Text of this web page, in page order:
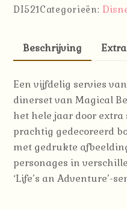
DI521Categorieën:
Beschrijving
Een vijfdelig servies
dinerset van Magical
het hele jaar door
prachtig gedecoreerd
met gedrukte
personages in
‘Life’s an Adventure’-